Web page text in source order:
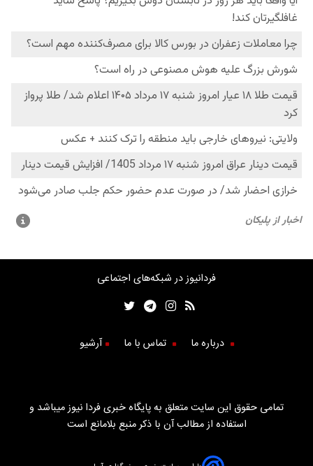
فردانیوز در شبکه‌های اجتماعی
درباره ما تماس با ما آرشیو
تمامی حقوق این سایت متعلق به پایگاه خبری فردا نیوز میباشد و
استفاده از مطالب آن با ذکر منبع بلامانع است